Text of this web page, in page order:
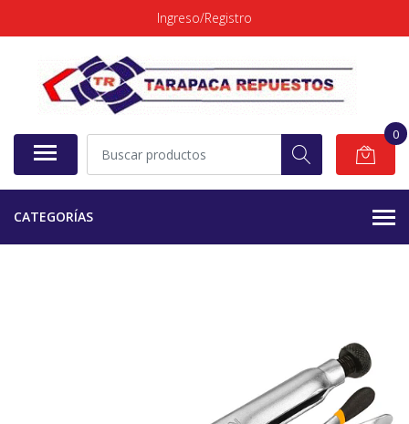
Ingreso/Registro
0
CATEGORÍAS